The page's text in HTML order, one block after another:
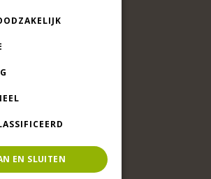
EN WIN!
EN SLUITEN